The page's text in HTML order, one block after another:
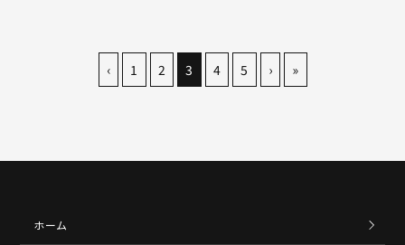
‹ 1 2 3 4 5 › »
ホーム